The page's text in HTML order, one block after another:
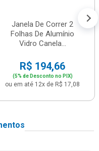
Janela De Correr 2
Folhas De Alumínio
Vidro Canela...
R$ 194,66
(5% de Desconto no PIX)
ou em até 12x de R$ 17,08